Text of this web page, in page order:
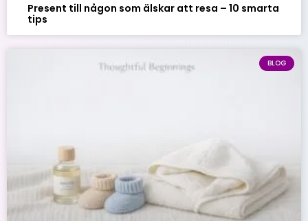
Present till någon som älskar att resa – 10 smarta
tips
BLOG